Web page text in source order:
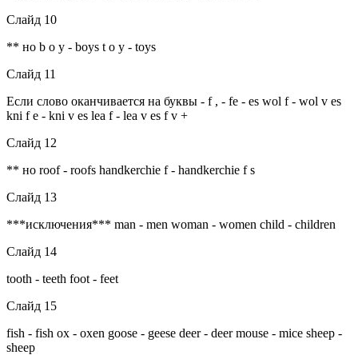
Слайд 10
** но b o y - boys t o y - toys
Слайд 11
Если слово оканчивается на буквы - f , - fe - es wol f - wol v es
kni f e - kni v es lea f - lea v es f v +
Слайд 12
** но roof - roofs handkerchie f - handkerchie f s
Слайд 13
***исключения*** man - men woman - women child - children
Слайд 14
tooth - teeth foot - feet
Слайд 15
fish - fish ox - oxen goose - geese deer - deer mouse - mice sheep -
sheep